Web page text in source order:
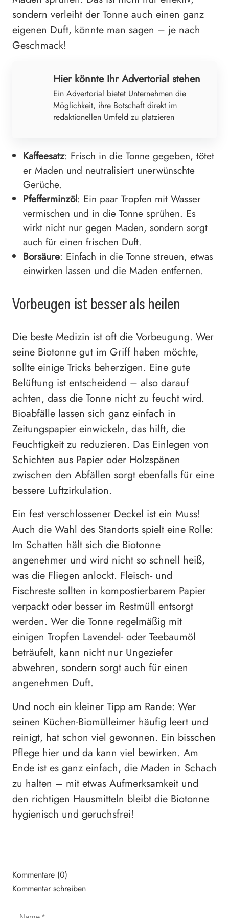
sondern verleiht der Tonne auch einen ganz
eigenen Duft, könnte man sagen – je nach
Geschmack!
Hier könnte Ihr Advertorial stehen
Ein Advertorial bietet Unternehmen die
Möglichkeit, ihre Botschaft direkt im
redaktionellen Umfeld zu platzieren
Kaffeesatz: Frisch in die Tonne gegeben, tötet
er Maden und neutralisiert unerwünschte
Gerüche.
Pfefferminzöl: Ein paar Tropfen mit Wasser
vermischen und in die Tonne sprühen. Es
wirkt nicht nur gegen Maden, sondern sorgt
auch für einen frischen Duft.
Borsäure: Einfach in die Tonne streuen, etwas
einwirken lassen und die Maden entfernen.
Vorbeugen ist besser als heilen
Die beste Medizin ist oft die Vorbeugung. Wer
seine Biotonne gut im Griff haben möchte,
sollte einige Tricks beherzigen. Eine gute
Belüftung ist entscheidend – also darauf
achten, dass die Tonne nicht zu feucht wird.
Bioabfälle lassen sich ganz einfach in
Zeitungspapier einwickeln, das hilft, die
Feuchtigkeit zu reduzieren. Das Einlegen von
Schichten aus Papier oder Holzspänen
zwischen den Abfällen sorgt ebenfalls für eine
bessere Luftzirkulation.
Ein fest verschlossener Deckel ist ein Muss!
Auch die Wahl des Standorts spielt eine Rolle:
Im Schatten hält sich die Biotonne
angenehmer und wird nicht so schnell heiß,
was die Fliegen anlockt. Fleisch- und
Fischreste sollten in kompostierbarem Papier
verpackt oder besser im Restmüll entsorgt
werden. Wer die Tonne regelmäßig mit
einigen Tropfen Lavendel- oder Teebaumöl
beträufelt, kann nicht nur Ungeziefer
abwehren, sondern sorgt auch für einen
angenehmen Duft.
Und noch ein kleiner Tipp am Rande: Wer
seinen Küchen-Biomülleimer häufig leert und
reinigt, hat schon viel gewonnen. Ein bisschen
Pflege hier und da kann viel bewirken. Am
Ende ist es ganz einfach, die Maden in Schach
zu halten – mit etwas Aufmerksamkeit und
den richtigen Hausmitteln bleibt die Biotonne
hygienisch und geruchsfrei!
Kommentare (0)
Kommentar schreiben